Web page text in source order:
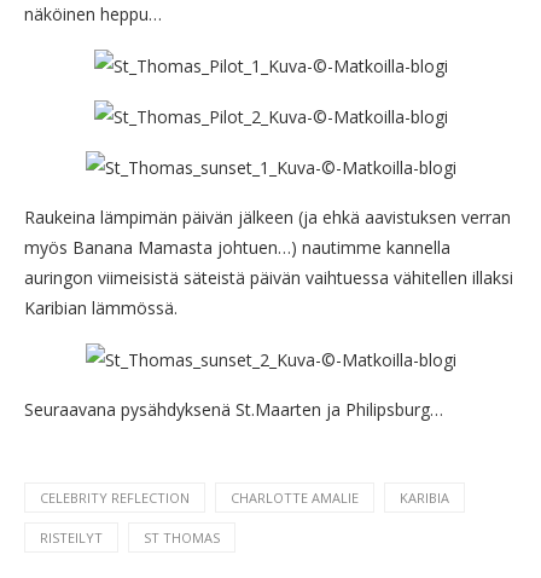
näköinen heppu…
Raukeina lämpimän päivän jälkeen (ja ehkä aavistuksen verran
myös Banana Mamasta johtuen…) nautimme kannella
auringon viimeisistä säteistä päivän vaihtuessa vähitellen illaksi
Karibian lämmössä.
Seuraavana pysähdyksenä St.Maarten ja Philipsburg…
CELEBRITY REFLECTION CHARLOTTE AMALIE KARIBIA
RISTEILYT ST THOMAS